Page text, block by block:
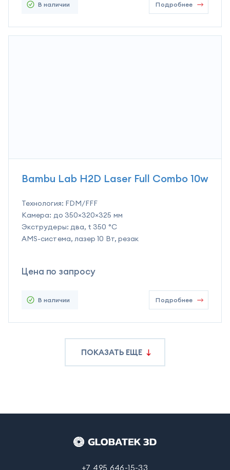
В наличии Подробнее
Bambu Lab H2D Laser Full Combo 10w
Технология: FDM/FFF
Камера: до 350×320×325 мм
Экструдеры: два, t 350 °C
AMS-система, лазер 10 Вт, резак
Цена по запросу
В наличии Подробнее
ПОКАЗАТЬ ЕЩЕ
+7 495 646-15-33